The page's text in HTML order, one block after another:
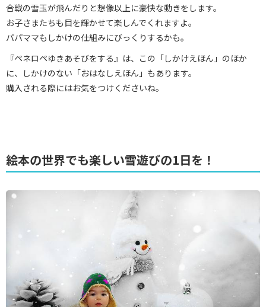
合戦の雪玉が飛んだりと想像以上に豪快な動きをします。
お子さまたちも目を輝かせて楽しんでくれますよ。
パパママもしかけの仕組みにびっくりするかも。
『ペネロペゆきあそびをする』は、この「しかけえほん」のほか
に、しかけのない「おはなしえほん」もあります。
購入される際にはお気をつけくださいね。
絵本の世界でも楽しい雪遊びの1日を！